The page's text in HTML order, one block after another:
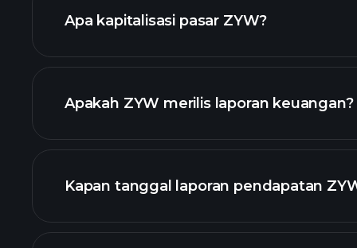
Apa kapitalisasi pasar ZYW?
daftar saham
Apakah ZYW merilis laporan keuangan?
keuangan
Kapan tanggal laporan pendapatan